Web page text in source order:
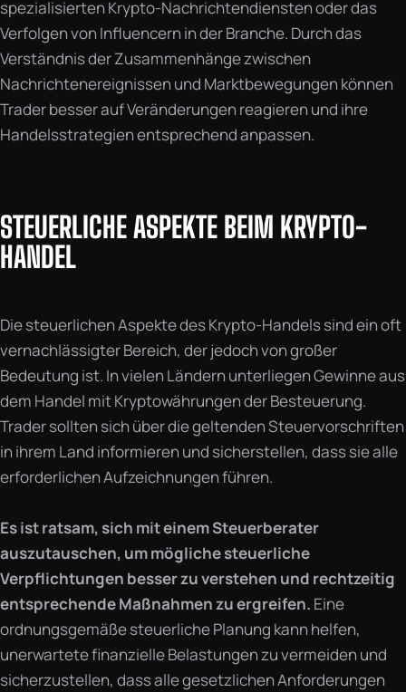
spezialisierten Krypto-Nachrichtendiensten oder das
Verfolgen von Influencern in der Branche. Durch das
Verständnis der Zusammenhänge zwischen
Nachrichtenereignissen und Marktbewegungen können
Trader besser auf Veränderungen reagieren und ihre
Handelsstrategien entsprechend anpassen.
STEUERLICHE ASPEKTE BEIM KRYPTO-
HANDEL
Die steuerlichen Aspekte des Krypto-Handels sind ein oft
vernachlässigter Bereich, der jedoch von großer
Bedeutung ist. In vielen Ländern unterliegen Gewinne aus
dem Handel mit Kryptowährungen der Besteuerung.
Trader sollten sich über die geltenden Steuervorschriften
in ihrem Land informieren und sicherstellen, dass sie alle
erforderlichen Aufzeichnungen führen.
Es ist ratsam, sich mit einem Steuerberater
auszutauschen, um mögliche steuerliche
Verpflichtungen besser zu verstehen und rechtzeitig
entsprechende Maßnahmen zu ergreifen. Eine
ordnungsgemäße steuerliche Planung kann helfen,
unerwartete finanzielle Belastungen zu vermeiden und
sicherzustellen, dass alle gesetzlichen Anforderungen